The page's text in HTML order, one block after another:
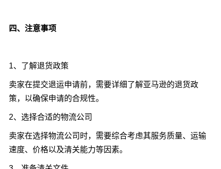
四、注意事项
1、了解退货政策
卖家在提交退运申请前，需要详细了解亚马逊的退货政
策，以确保申请的合规性。
2、选择合适的物流公司
卖家在选择物流公司时，需要综合考虑其服务质量、运输
速度、价格以及清关能力等因素。